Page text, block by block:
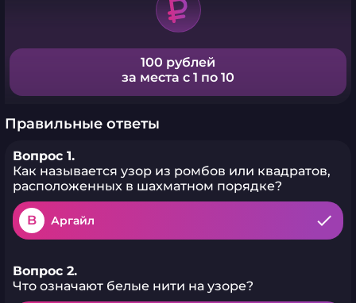
100 рублей
за места с 1 по 10
Правильные ответы
Вопрос 1.
Как называется узор из ромбов или квадратов,
расположенных в шахматном порядке?
B Аргайл
Вопрос 2.
Что означают белые нити на узоре?